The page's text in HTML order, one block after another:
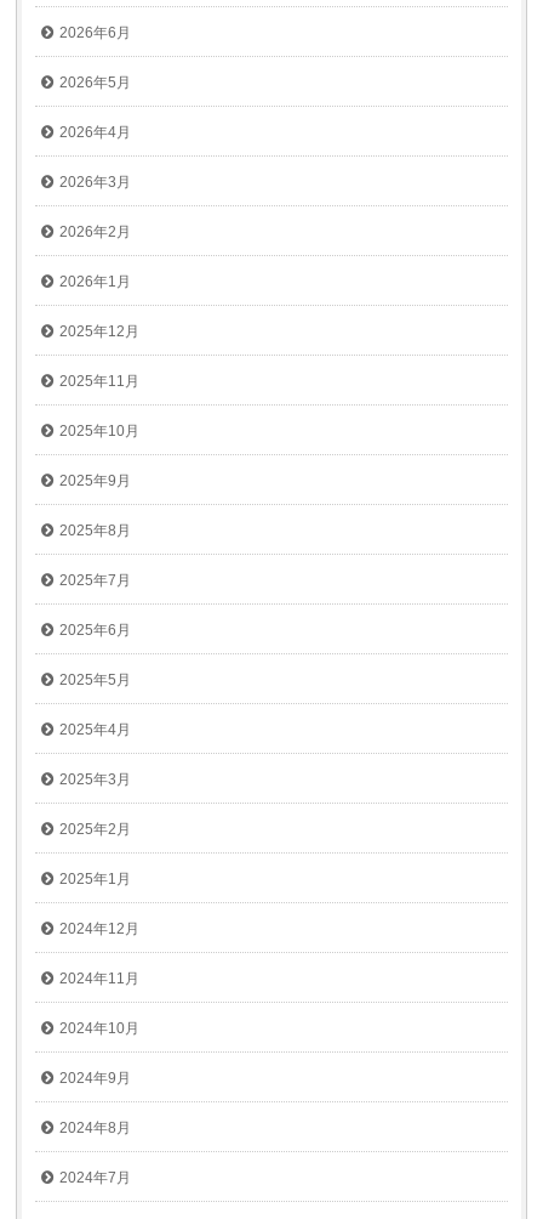
2026年6月
2026年5月
2026年4月
2026年3月
2026年2月
2026年1月
2025年12月
2025年11月
2025年10月
2025年9月
2025年8月
2025年7月
2025年6月
2025年5月
2025年4月
2025年3月
2025年2月
2025年1月
2024年12月
2024年11月
2024年10月
2024年9月
2024年8月
2024年7月